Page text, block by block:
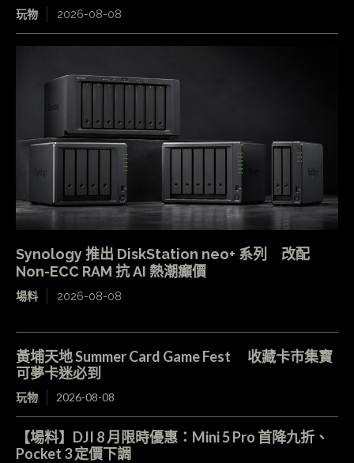
玩物 2026-08-08
Synology 推出 DiskStation neo+ 系列 改配
Non-ECC RAM 抗 AI 熱潮癲價
場料 2026-08-08
黃埔天地 Summer Card Game Fest 收藏卡市集寶
可夢卡迷必到
玩物 2026-08-08
【場料】DJI 8 月限時優惠：Mini 5 Pro 首降九折、
Pocket 3 定價下調